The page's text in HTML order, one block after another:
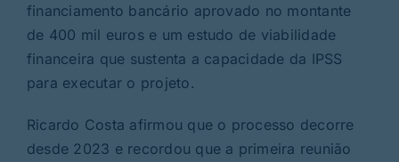
financiamento bancário aprovado no montante
de 400 mil euros e um estudo de viabilidade
financeira que sustenta a capacidade da IPSS
para executar o projeto.
Ricardo Costa afirmou que o processo decorre
desde 2023 e recordou que a primeira reunião